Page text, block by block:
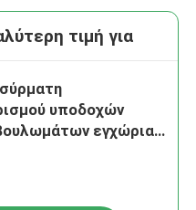
τιμή για
υποδοχών
εγχώριας